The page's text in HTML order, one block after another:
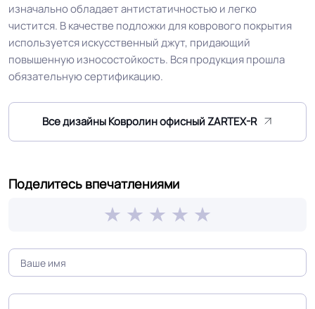
Устойчивость к химии Хорошая
Коэффициент
противоскольжения
R10
Вес 1 м.кв.
Длина рулон. 30 м
Форма поставки и мин.
Опт. Розница от 1 рулона
изначально обладает антистатичностью и легко
чистится. В качестве подложки для коврового покрытия
используется искусственный джут, придающий
повышенную износостойкость. Вся продукция прошла
обязательную сертификацию.
Все дизайны Ковролин офисный ZARTEX-R
Поделитесь впечатлениями